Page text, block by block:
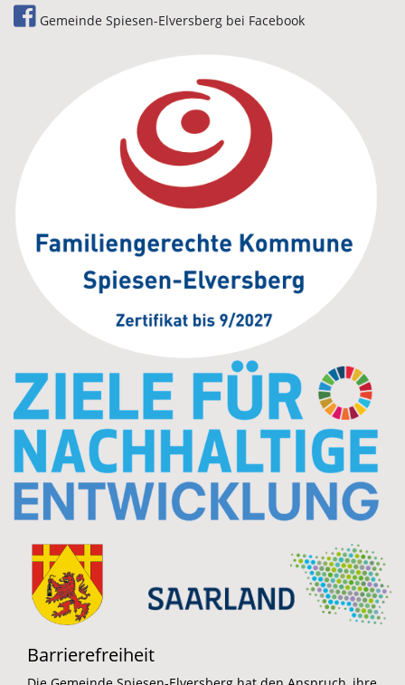
Gemeinde Spiesen-Elversberg bei Facebook
Barrierefreiheit